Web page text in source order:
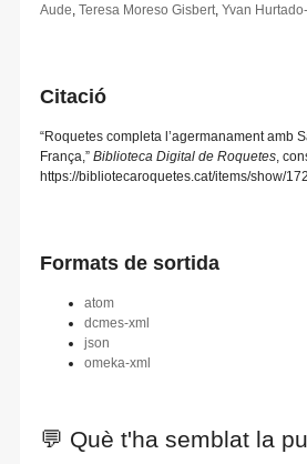
Aude Teresa Moreso Gisbert Yvan
Citació
“Roquetes completa l’agermanament amb
França,” Biblioteca Digital de Roquetes ,
https://bibliotecaroquetes.cat/items/show/
Formats de sortida
atom
dcmes-xml
json
omeka-xml
💬 Què t'ha semblat la